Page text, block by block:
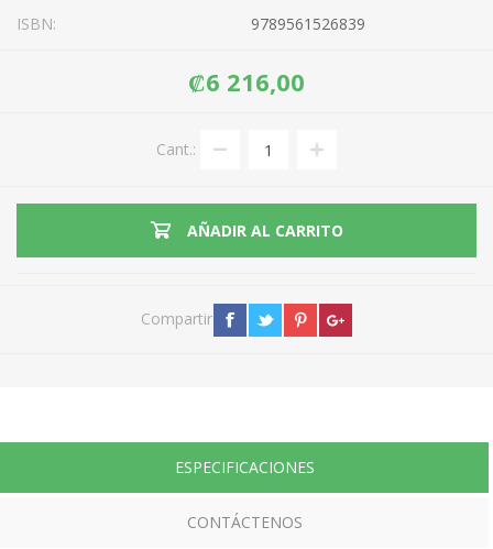
ISBN: 9789561526839
₡6 216,00
Cant.:
AÑADIR AL CARRITO
Compartir
ESPECIFICACIONES
CONTÁCTENOS